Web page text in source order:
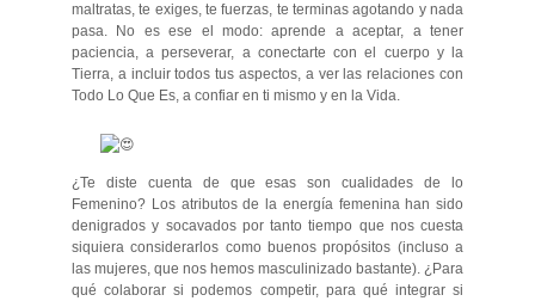
maltratas, te exiges, te fuerzas, te terminas agotando y nada
pasa. No es ese el modo: aprende a aceptar, a tener
paciencia, a perseverar, a conectarte con el cuerpo y la
Tierra, a incluir todos tus aspectos, a ver las relaciones con
Todo Lo Que Es, a confiar en ti mismo y en la Vida.
¿Te diste cuenta de que esas son cualidades de lo
Femenino? Los atributos de la energía femenina han sido
denigrados y socavados por tanto tiempo que nos cuesta
siquiera considerarlos como buenos propósitos (incluso a
las mujeres, que nos hemos masculinizado bastante). ¿Para
qué colaborar si podemos competir, para qué integrar si